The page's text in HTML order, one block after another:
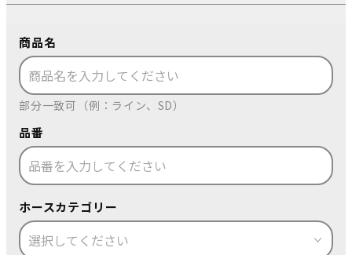
商品名
部分一致可（例：ライン、SD）
品番
ホースカテゴリー